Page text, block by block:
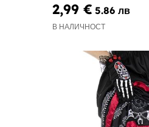
2,99 € 5.86 лв
В НАЛИЧНОСТ